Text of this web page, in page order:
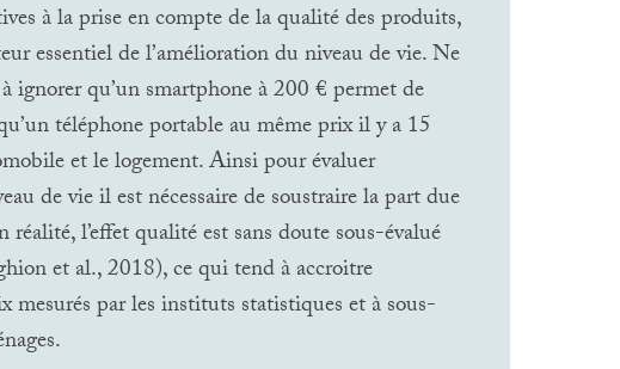
à la prise en compte de la qualité des produits,
essentiel de l’amélioration du niveau de vie. Ne
ignorer qu’un smartphone à 200 € permet de
téléphone portable au même prix il y a 15
et le logement. Ainsi pour évaluer
de vie il est nécessaire de soustraire la part due
l’effet qualité est sans doute sous-évalué
et al., 2018), ce qui tend à accroitre
mesurés par les instituts statistiques et à sous-